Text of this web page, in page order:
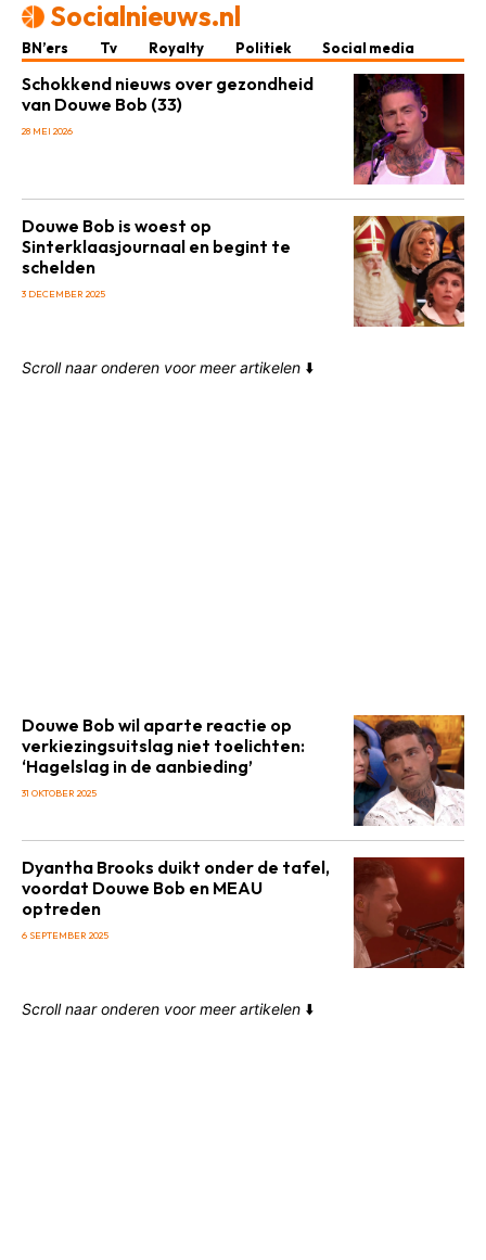
Socialnieuws.nl
BN’ers Tv Royalty Politiek Social media
Schokkend nieuws over gezondheid
van Douwe Bob (33)
28 MEI 2026
Douwe Bob is woest op
Sinterklaasjournaal en begint te
schelden
3 DECEMBER 2025
Scroll naar onderen voor meer artikelen ⬇️
Douwe Bob wil aparte reactie op
verkiezingsuitslag niet toelichten:
‘Hagelslag in de aanbieding’
31 OKTOBER 2025
Dyantha Brooks duikt onder de tafel,
voordat Douwe Bob en MEAU
optreden
6 SEPTEMBER 2025
Scroll naar onderen voor meer artikelen ⬇️